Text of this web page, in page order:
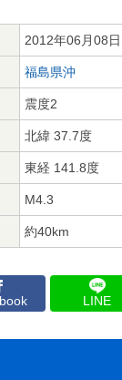
2012年06月08
福島県沖
震度2
北緯 37.7度
東経 141.8度
M4.3
約40km
LINE